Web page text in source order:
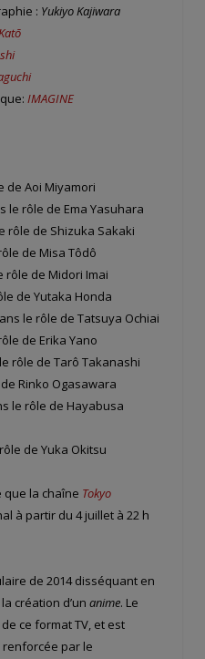
: Yukiyo Kajiwara
IMAGINE
de Aoi Miyamori
le rôle de Ema Yasuhara
rôle de Shizuka Sakaki
de Misa Tôdô
rôle de Midori Imai
de Yutaka Honda
le rôle de Tatsuya Ochiai
de Erika Yano
rôle de Tarô Takanashi
Rinko Ogasawara
le rôle de Hayabusa
de Yuka Okitsu
que la chaîne Tokyo
à partir du 4 juillet à 22 h
de 2014 disséquant en
création d’un anime. Le
ce format TV, et est
renforcée par le